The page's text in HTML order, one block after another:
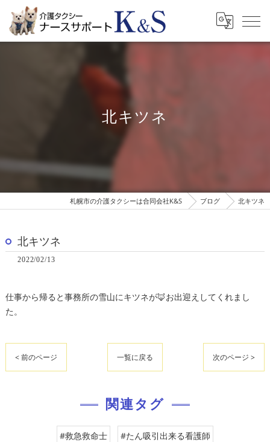
北キツネ
札幌市の介護タクシーは合同会社K&S ブログ 北キツネ
北キツネ
2022/02/13
仕事から帰ると事務所の雪山にキツネが🦊お出迎えしてくれまし
た。
< 前のページ 一覧に戻る 次のページ >
関連タグ
#救急救命士 #たん吸引出来る看護師